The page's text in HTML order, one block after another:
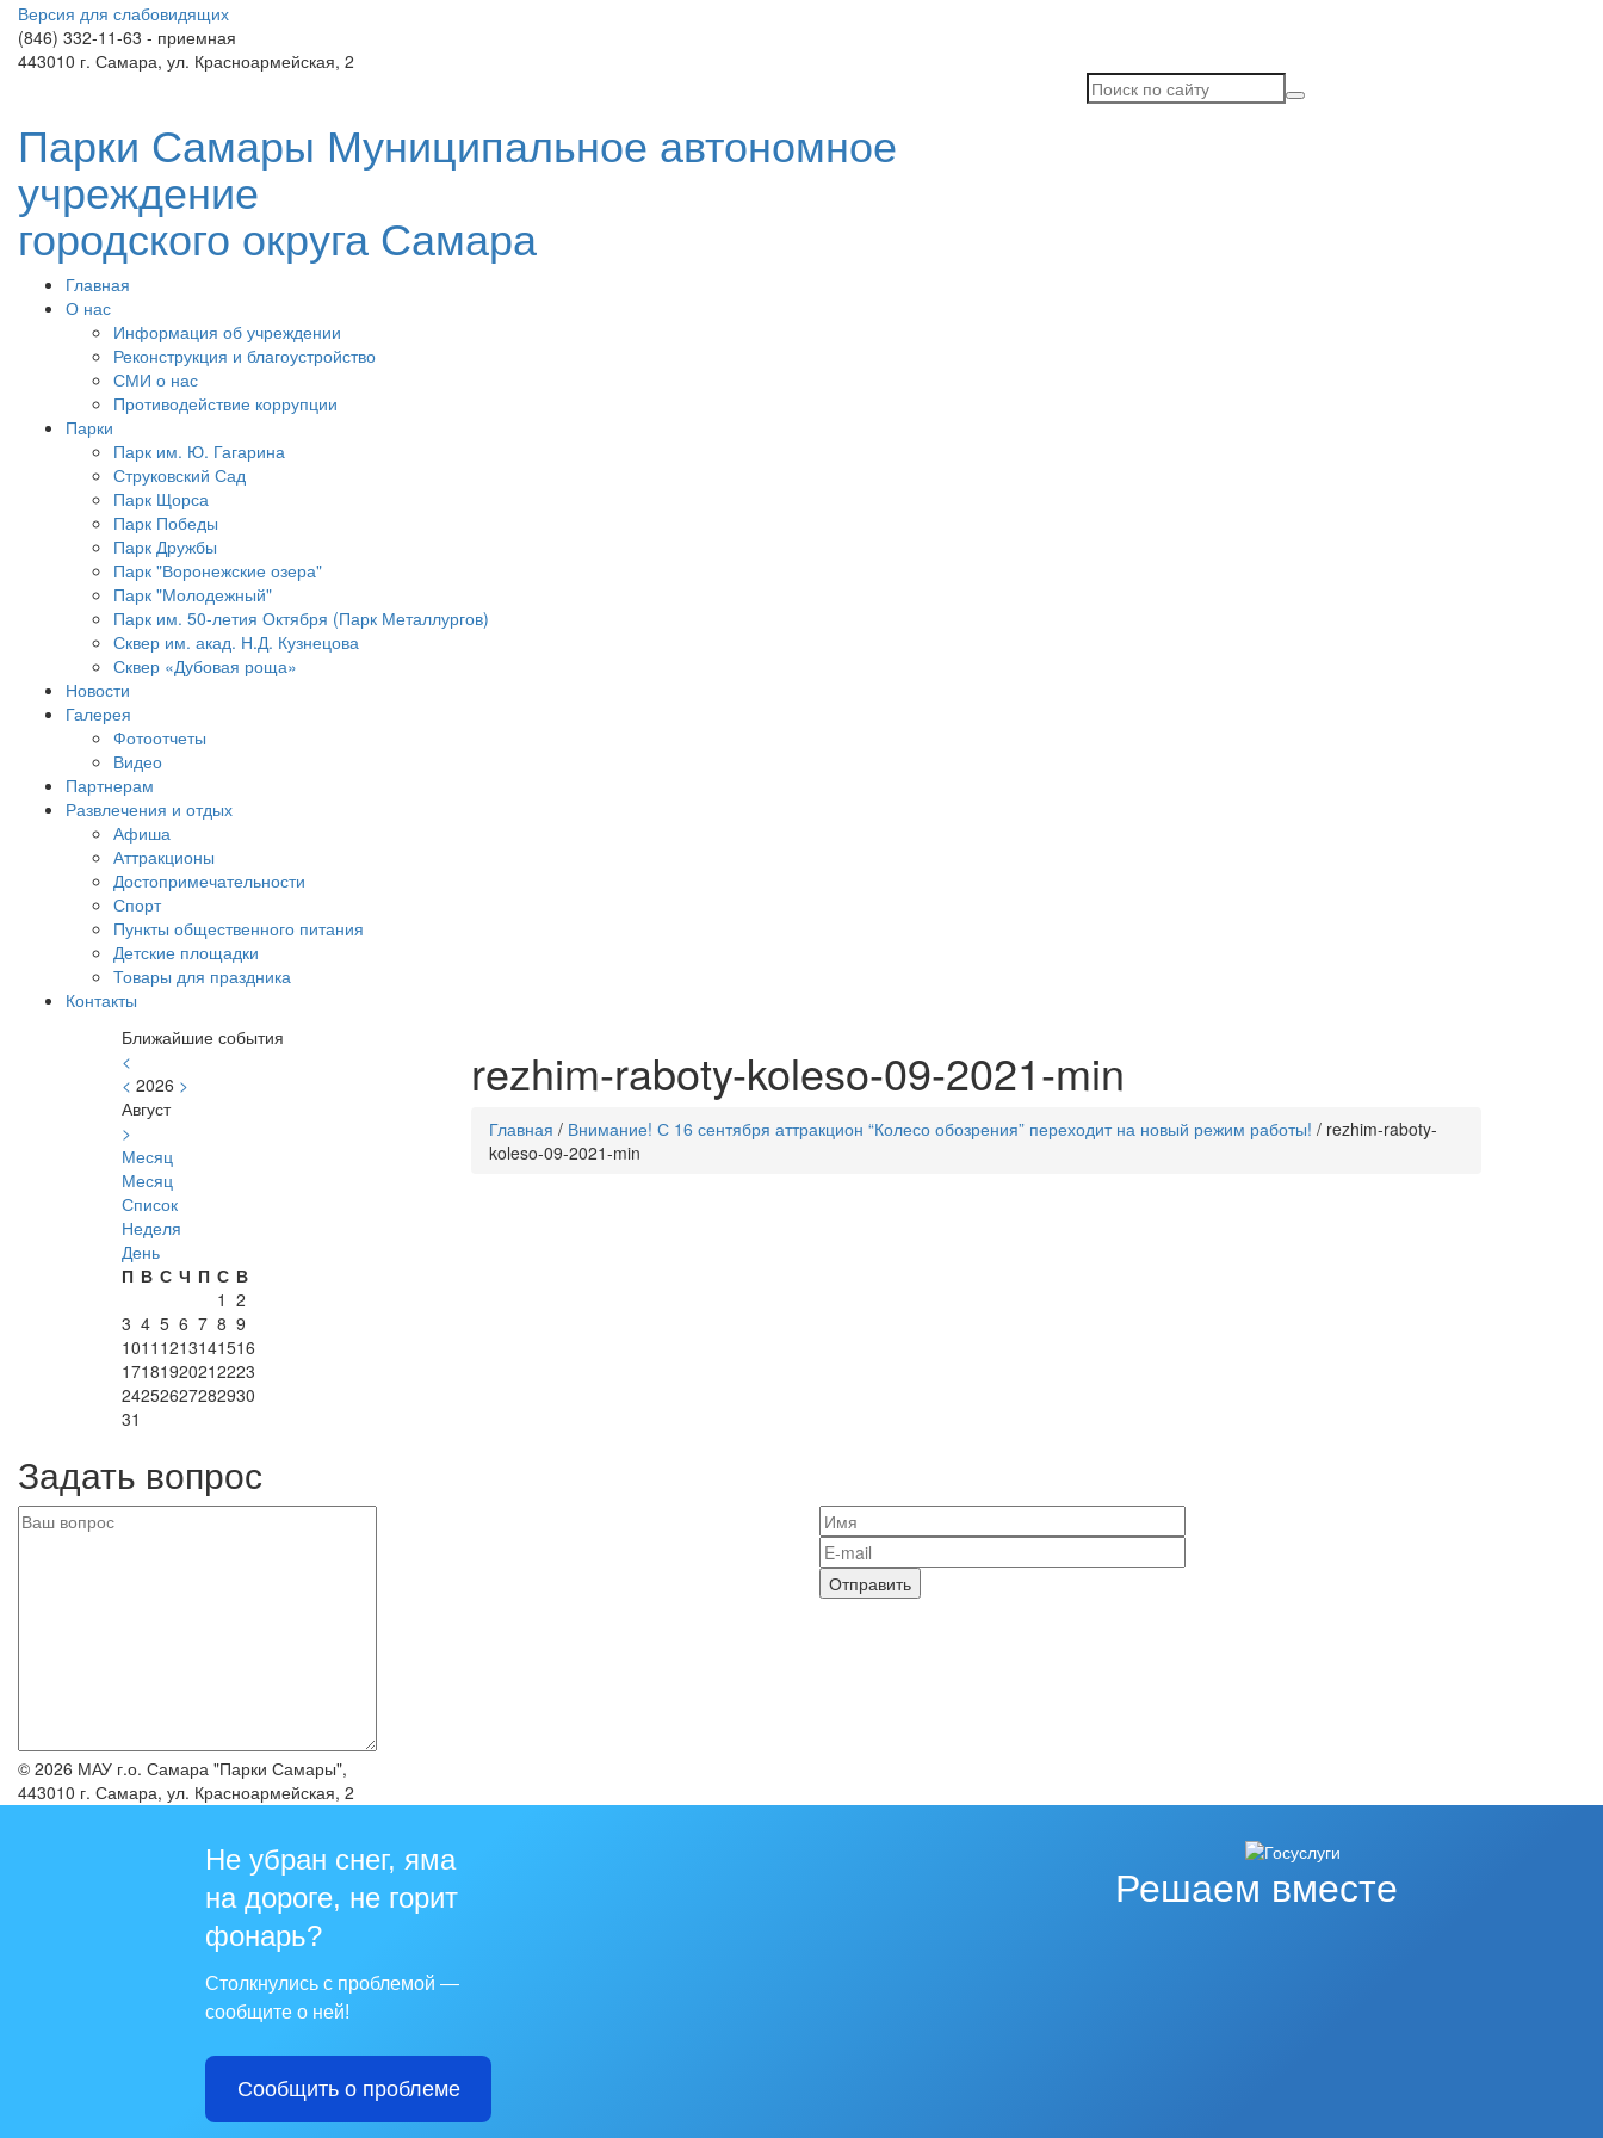
Версия для слабовидящих
(846) 332-11-63 - приемная
443010 г. Самара, ул. Красноармейская, 2
Парки Самары Муниципальное автономное
учреждение
городского округа Самара
Главная
О нас
Информация об учреждении
Реконструкция и благоустройство
СМИ о нас
Противодействие коррупции
Парки
Парк им. Ю. Гагарина
Струковский Сад
Парк Щорса
Парк Победы
Парк Дружбы
Парк "Воронежские озера"
Парк "Молодежный"
Парк им. 50-летия Октября (Парк Металлургов)
Сквер им. акад. Н.Д. Кузнецова
Сквер «Дубовая роща»
Новости
Галерея
Фотоотчеты
Видео
Партнерам
Развлечения и отдых
Афиша
Аттракционы
Достопримечательности
Спорт
Пункты общественного питания
Детские площадки
Товары для праздника
Контакты
rezhim-raboty-koleso-09-2021-min
Главная / Внимание! С 16 сентября аттракцион “Колесо обозрения” переходит на новый режим работы! /rezhim-raboty-
koleso-09-2021-min
Ближайшие события
<
< 2026 >
Август
>
Месяц
Месяц
Список
Неделя
День
П В С Ч П С В
1 2
3 4 5 6 7 8 9
1011 1213141516
17181920212223
24252627282930
31
Задать вопрос
© 2026 МАУ г.о. Самара "Парки Самары",
443010 г. Самара, ул. Красноармейская, 2
Решаем вместе
Не убран снег, яма
на дороге, не горит
фонарь?
Столкнулись с проблемой —
сообщите о ней!
Сообщить о проблеме